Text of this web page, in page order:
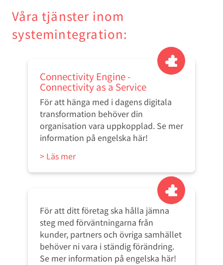
Våra tjänster inom
systemintegration:
Connectivity Engine -
Connectivity as a Service
För att hänga med i dagens digitala
transformation behöver din
organisation vara uppkopplad. Se mer
information på engelska här!
> Läs mer
För att ditt företag ska hålla jämna
steg med förväntningarna från
kunder, partners och övriga samhället
behöver ni vara i ständig förändring.
Se mer information på engelska här!